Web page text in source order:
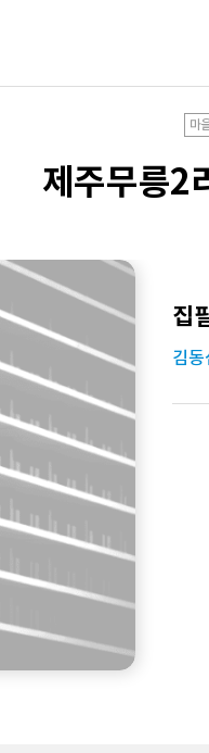
마
제주무릉2
집
김